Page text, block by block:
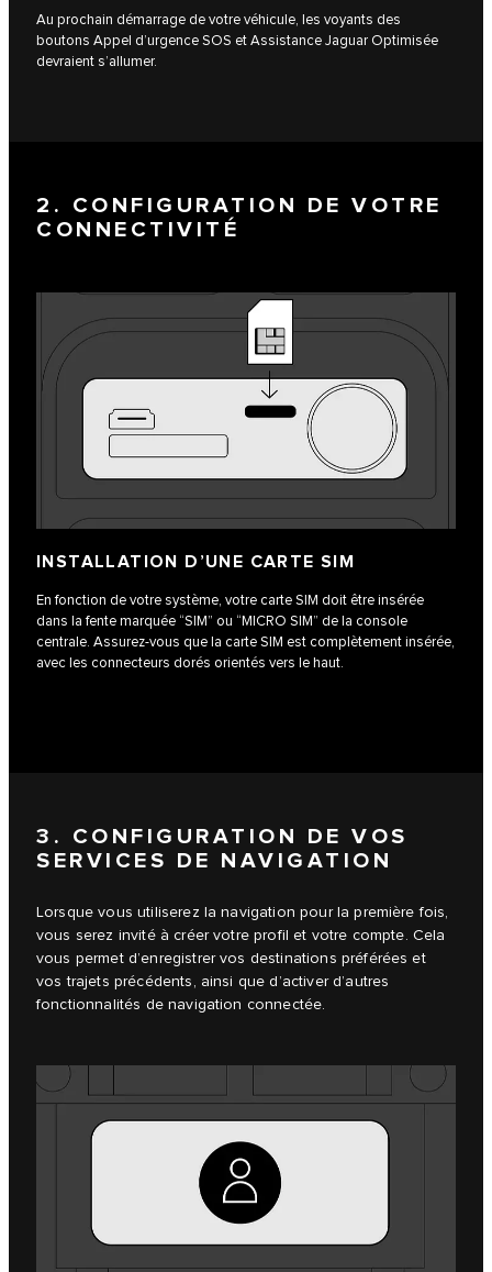
Au prochain démarrage de votre véhicule, les voyants des
boutons Appel d’urgence SOS et Assistance Jaguar Optimisée
devraient s’allumer.
2. CONFIGURATION DE VOTRE
CONNECTIVITÉ
INSTALLATION D’UNE CARTE SIM
En fonction de votre système, votre carte SIM doit être insérée
dans la fente marquée “SIM” ou “MICRO SIM” de la console
centrale. Assurez-vous que la carte SIM est complètement insérée,
avec les connecteurs dorés orientés vers le haut.
3. CONFIGURATION DE VOS
SERVICES DE NAVIGATION
Lorsque vous utiliserez la navigation pour la première fois,
vous serez invité à créer votre profil et votre compte. Cela
vous permet d’enregistrer vos destinations préférées et
vos trajets précédents, ainsi que d’activer d’autres
fonctionnalités de navigation connectée.